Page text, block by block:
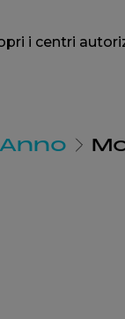
i centri
Anno